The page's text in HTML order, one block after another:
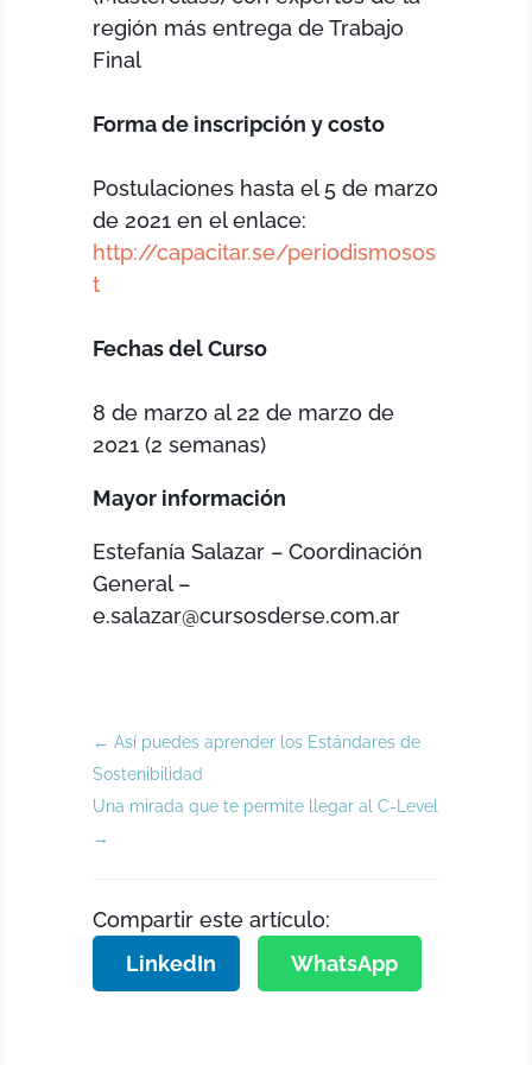
región más entrega de Trabajo
Final
Forma de inscripción y costo
Postulaciones hasta el 5 de marzo
de 2021 en el enlace:
http://capacitar.se/periodismosos
t
Fechas del Curso
8 de marzo al 22 de marzo de
2021 (2 semanas)
Mayor información
Estefanía Salazar – Coordinación
General –
e.salazar@cursosderse.com.ar
←Así puedes aprender los Estándares de
Sostenibilidad
Una mirada que te permite llegar al C-Level
→
Compartir este artículo:
LinkedIn
WhatsApp